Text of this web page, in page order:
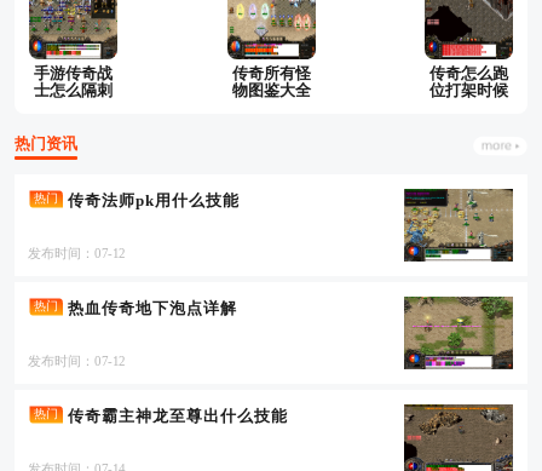
手游传奇战
士怎么隔刺
传奇所有怪
物图鉴大全
传奇怎么跑
位打架时候
热门资讯
热门 传奇法师pk用什么技能
发布时间：07-12
热门 热血传奇地下泡点详解
发布时间：07-12
热门 传奇霸主神龙至尊出什么技能